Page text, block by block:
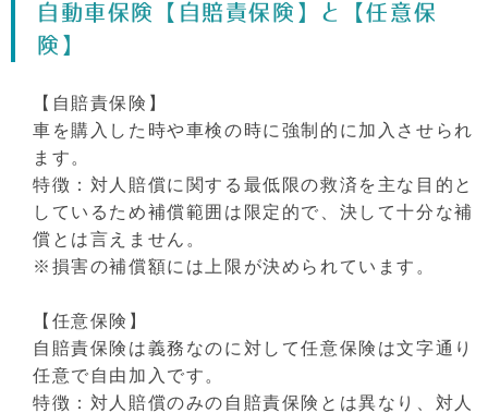
自動車保険【自賠責保険】と【任意保
険】
【自賠責保険】
車を購入した時や車検の時に強制的に加入させられ
ます。
特徴：対人賠償に関する最低限の救済を主な目的と
しているため補償範囲は限定的で、決して十分な補
償とは言えません。
※損害の補償額には上限が決められています。
【任意保険】
自賠責保険は義務なのに対して任意保険は文字通り
任意で自由加入です。
特徴：対人賠償のみの自賠責保険とは異なり、対人